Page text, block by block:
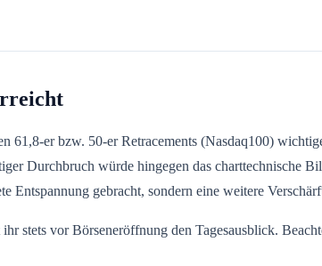
er bzw. 50-er Retracements (Nasdaq100)
Durchbruch würde hingegen das
Entspannung gebracht, sondern eine weitere
stets vor Börseneröffnung den Tagesausblick.